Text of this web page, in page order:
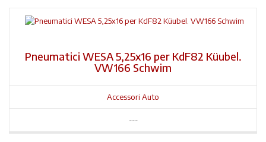
Pneumatici WESA 5,25x16 per KdF82 Küubel.
VW166 Schwim
Accessori Auto
---